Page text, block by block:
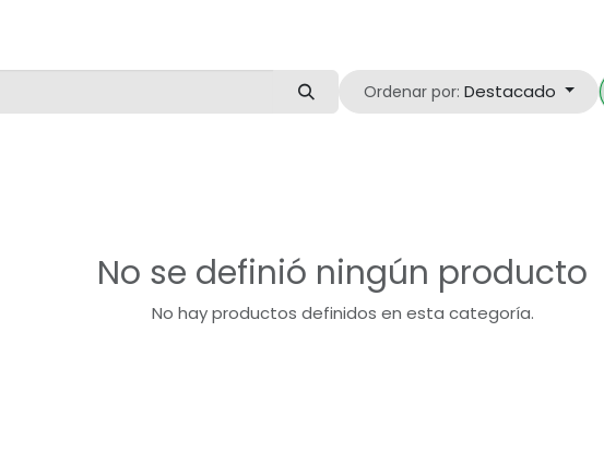
Ordenar por: Destacado
No se definió ningún producto
No hay productos definidos en esta categoría.